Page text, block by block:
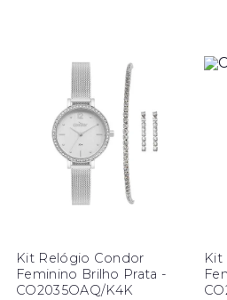
Kit Relógio Condor
Feminino Brilho Prata -
CO2035OAQ/K4K
Kit